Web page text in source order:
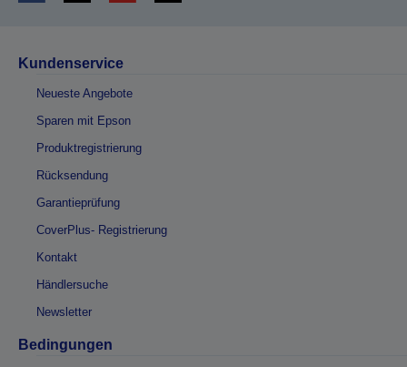
Kundenservice
Neueste Angebote
Sparen mit Epson
Produktregistrierung
Rücksendung
Garantieprüfung
CoverPlus- Registrierung
Kontakt
Händlersuche
Newsletter
Bedingungen